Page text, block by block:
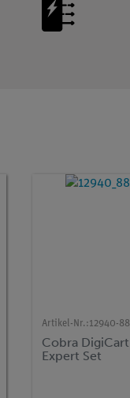
Artikel-Nr.:12940-88
Cobra DigiCart
Expert Set